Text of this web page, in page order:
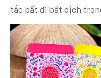
tắc bất di bất dịch